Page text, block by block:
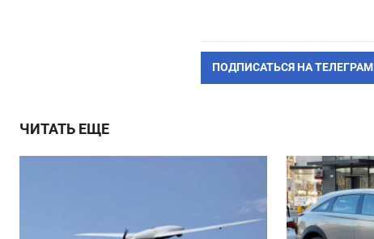
ПОДПИСАТЬСЯ НА ТЕЛЕГРАМ
ЧИТАТЬ ЕЩЕ